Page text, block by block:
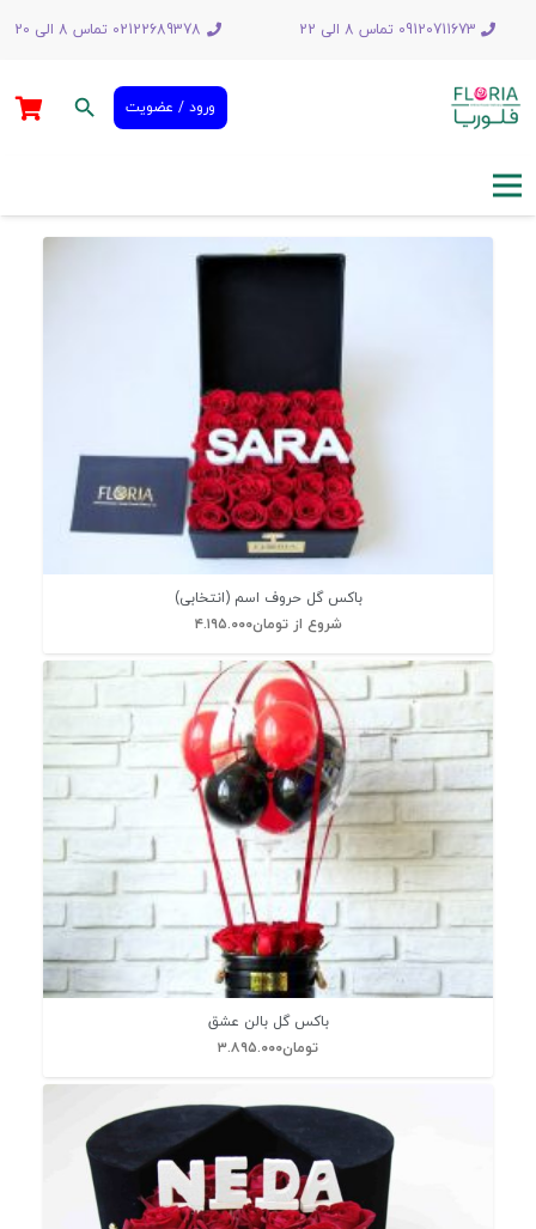
09120711673 تماس 8 الی 22 02122689378 تماس 8 الی 20
ورود / عضویت search
باکس گل حروف اسم (انتخابی)
شروع ازتومان۴.۱۹۵.۰۰۰
باکس گل بالن عشق
تومان۳.۸۹۵.۰۰۰